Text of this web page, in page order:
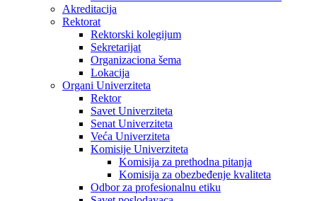
Akreditacija
Rektorat
Rektorski kolegijum
Sekretarijat
Organizaciona šema
Lokacija
Organi Univerziteta
Rektor
Savet Univerziteta
Senat Univerziteta
Veća Univerziteta
Komisije Univerziteta
Komisija za prethodna pitanja
Komisija za obezbeđenje kvaliteta
Odbor za profesionalnu etiku